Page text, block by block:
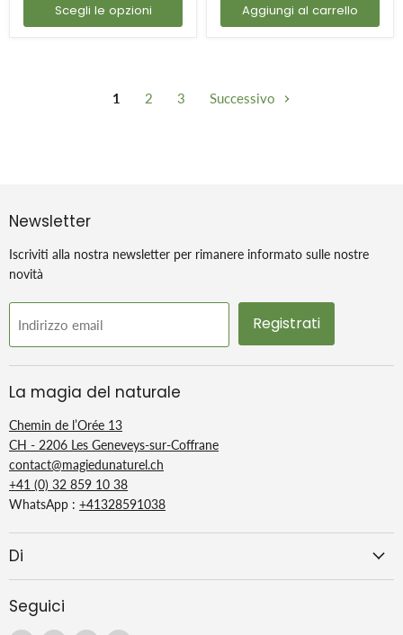
Scegli le opzioni Aggiungi al carrello
1 2 3 Successivo
Newsletter
Iscriviti alla nostra newsletter per rimanere informato sulle nostre
novità
Indirizzo email Registrati
La magia del naturale
Chemin de l’Orée 13
CH - 2206 Les Geneveys-sur-Coffrane
contact@magiedunaturel.ch
+41 (0) 32 859 10 38
WhatsApp : +41328591038
Di
Seguici